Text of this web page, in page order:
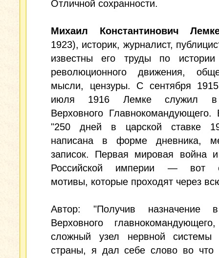
Отличной сохранности.
Михаил Константинович
1923), историк, журналист,
известны его труды по истории
революционного движения,
мысли, цензуры. С сентября
июля 1916 Лемке служил в
Верховного Главнокомандующего.
"250 дней в царской ставке
написана в форме дневника,
записок. Первая мировая война
Российской империи — вот
мотивы, которые проходят через
Автор: "Получив назначение
Верховного
сложный узел нервной
страны, я дал себе слово во